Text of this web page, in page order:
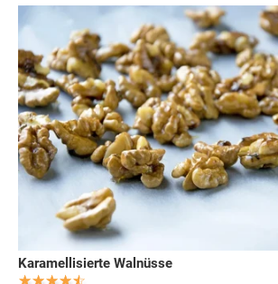
Karamellisierte Walnüsse